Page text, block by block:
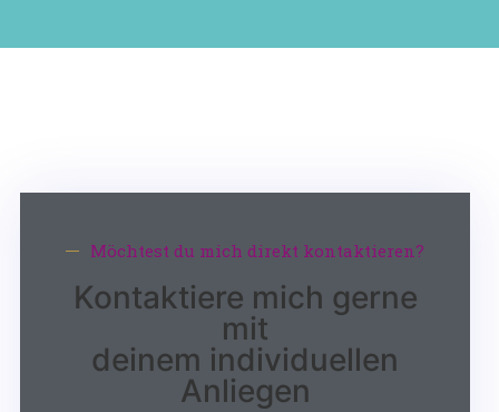
Möchtest du mich direkt kontaktieren?
Kontaktiere mich gerne
mit
deinem individuellen
Anliegen